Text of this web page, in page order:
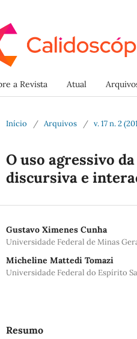
a Revista Atual
Início / Arquivos / v. 17 n. 2
O uso agressivo
discursiva e
Gustavo Ximenes Cunha
Universidade Federal de Minas
Micheline Mattedi Tomazi
Universidade Federal do Espírito
Resumo